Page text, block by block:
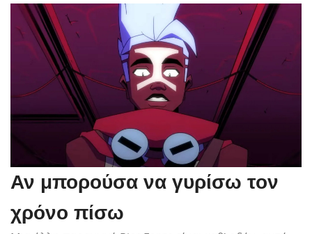
Αν μπορούσα να γυρίσω τον
χρόνο πίσω